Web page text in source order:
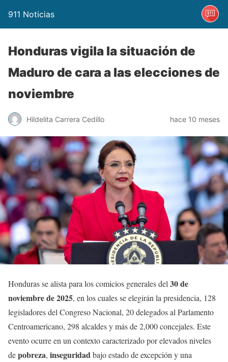
911 Noticias
Honduras vigila la situación de
Maduro de cara a las elecciones de
noviembre
Hildelita Carrera Cedillo hace 10 meses
Honduras se alista para los comicios generales del 30 de
noviembre de 2025, en los cuales se elegirán la presidencia, 128
legisladores del Congreso Nacional, 20 delegados al Parlamento
Centroamericano, 298 alcaldes y más de 2,000 concejales. Este
evento ocurre en un contexto caracterizado por elevados niveles
depobreza, inseguridadbajo estado de excepción y una